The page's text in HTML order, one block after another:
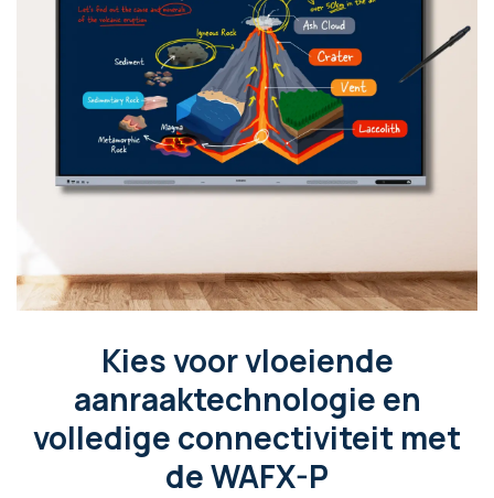
Kies voor vloeiende
aanraaktechnologie en
volledige connectiviteit met
de WAFX-P